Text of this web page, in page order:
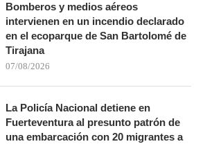
Bomberos y medios aéreos
intervienen en un incendio declarado
en el ecoparque de San Bartolomé de
Tirajana
07/08/2026
La Policía Nacional detiene en
Fuerteventura al presunto patrón de
una embarcación con 20 migrantes a